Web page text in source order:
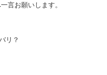
言お願いします。
リ？